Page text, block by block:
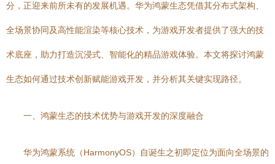
分，正迎来前所未有的发展机遇。华为鸿蒙生态凭借其分布式架构、
全场景协同及高性能渲染等核心技术，为游戏开发者提供了强大的技
术底座，助力打造沉浸式、智能化的精品游戏体验。本文将探讨鸿蒙
生态如何通过技术创新赋能游戏开发，并分析其关键实现路径。
一、鸿蒙生态的技术优势与游戏开发的深度融合
华为鸿蒙系统（HarmonyOS）自诞生之初即定位为面向全场景的